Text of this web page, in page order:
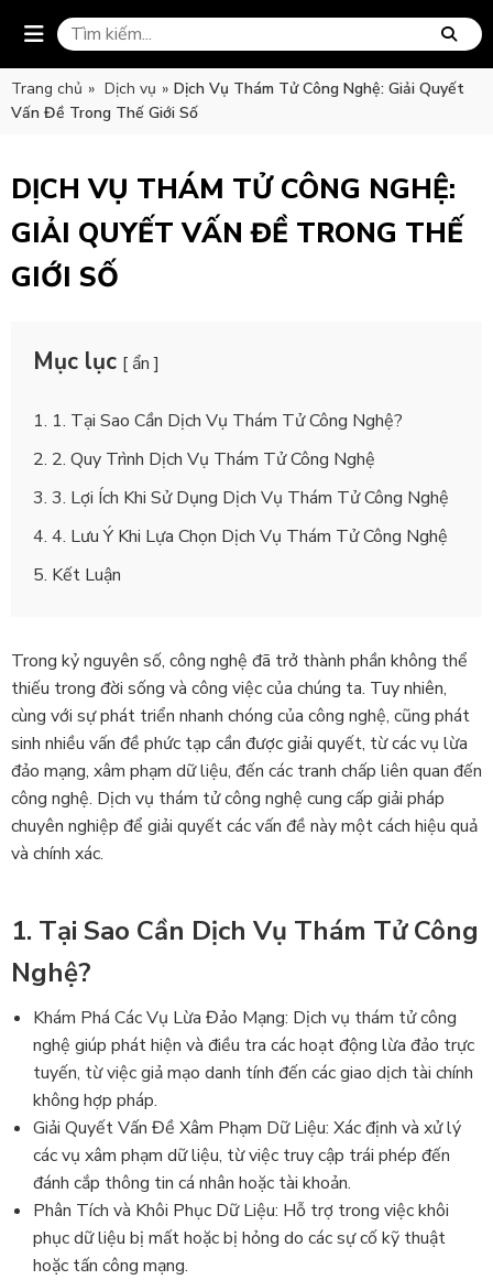
Trang chủ » Dịch vụ » Dịch Vụ Thám Tử Công Nghệ: Giải Quyết
Vấn Đề Trong Thế Giới Số
DỊCH VỤ THÁM TỬ CÔNG NGHỆ:
GIẢI QUYẾT VẤN ĐỀ TRONG THẾ
GIỚI SỐ
Mục lục [ ẩn ]
1. Tại Sao Cần Dịch Vụ Thám Tử Công Nghệ?
2. Quy Trình Dịch Vụ Thám Tử Công Nghệ
3. Lợi Ích Khi Sử Dụng Dịch Vụ Thám Tử Công Nghệ
4. Lưu Ý Khi Lựa Chọn Dịch Vụ Thám Tử Công Nghệ
Kết Luận
Trong kỷ nguyên số, công nghệ đã trở thành phần không thể
thiếu trong đời sống và công việc của chúng ta. Tuy nhiên,
cùng với sự phát triển nhanh chóng của công nghệ, cũng phát
sinh nhiều vấn đề phức tạp cần được giải quyết, từ các vụ lừa
đảo mạng, xâm phạm dữ liệu, đến các tranh chấp liên quan đến
công nghệ. Dịch vụ thám tử công nghệ cung cấp giải pháp
chuyên nghiệp để giải quyết các vấn đề này một cách hiệu quả
và chính xác.
1. Tại Sao Cần Dịch Vụ Thám Tử Công
Nghệ?
Khám Phá Các Vụ Lừa Đảo Mạng: Dịch vụ thám tử công
nghệ giúp phát hiện và điều tra các hoạt động lừa đảo trực
tuyến, từ việc giả mạo danh tính đến các giao dịch tài chính
không hợp pháp.
Giải Quyết Vấn Đề Xâm Phạm Dữ Liệu: Xác định và xử lý
các vụ xâm phạm dữ liệu, từ việc truy cập trái phép đến
đánh cắp thông tin cá nhân hoặc tài khoản.
Phân Tích và Khôi Phục Dữ Liệu: Hỗ trợ trong việc khôi
phục dữ liệu bị mất hoặc bị hỏng do các sự cố kỹ thuật
hoặc tấn công mạng.